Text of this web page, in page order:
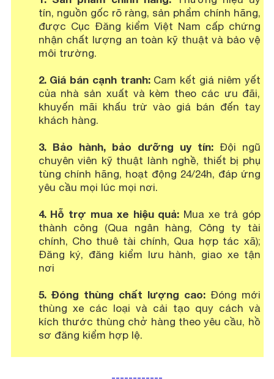
tín, nguồn gốc rõ ràng, sản phẩm chính hãng,
được Cục Đăng kiểm Việt Nam cấp chứng
nhận chất lượng an toàn kỹ thuật và bảo vệ
môi trường.
2. Giá bán cạnh tranh: Cam kết giá niêm yết
của nhà sản xuất và kèm theo các ưu đãi,
khuyến mãi khấu trừ vào giá bán đến tay
khách hàng.
3. Bảo hành, bảo dưỡng uy tín:Đội ngũ
chuyên viên kỹ thuật lành nghề, thiết bị phụ
tùng chính hãng, hoạt động 24/24h, đáp ứng
yêu cầu mọi lúc mọi nơi.
4. Hỗ trợ mua xe hiệu quả: Mua xe trả góp
thành công (Qua ngân hàng, Công ty tài
chính, Cho thuê tài chính, Qua hợp tác xã);
Đăng ký, đăng kiểm lưu hành, giao xe tận
nơi
5. Đóng thùng chất lượng cao:Đóng mới
thùng xe các loại và cải tạo quy cách và
kích thước thùng chở hàng theo yêu cầu, hồ
sơ đăng kiểm hợp lệ.